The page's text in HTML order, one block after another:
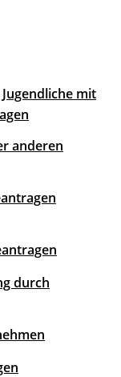
mit
anderen
durch